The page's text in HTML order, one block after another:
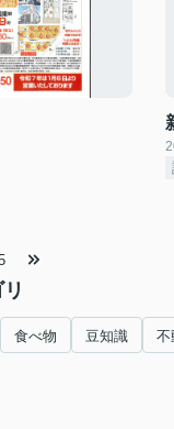
食べ物 豆知識 不